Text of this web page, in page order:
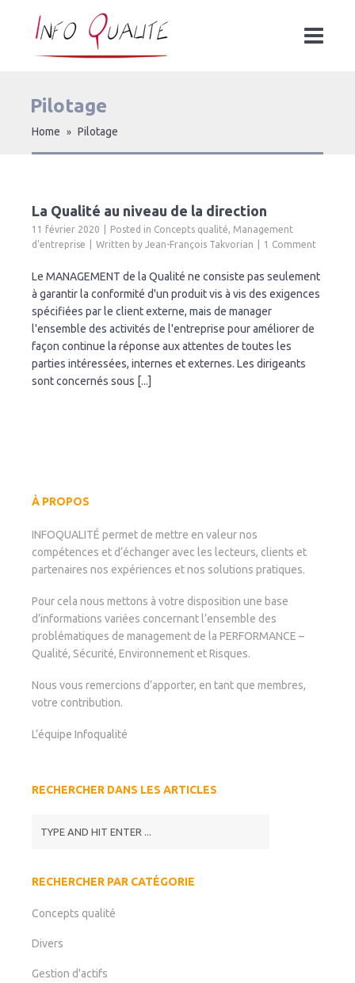
Pilotage
Home » Pilotage
La Qualité au niveau de la direction
11 février 2020 Posted in Concepts qualité, Management
d'entreprise
Written by Jean-François Takvorian 1 Comment
Le MANAGEMENT de la Qualité ne consiste pas seulement
à garantir la conformité d'un produit vis à vis des exigences
spécifiées par le client externe, mais de manager
l'ensemble des activités de l'entreprise pour améliorer de
façon continue la réponse aux attentes de toutes les
parties intéressées, internes et externes. Les dirigeants
sont concernés sous [...]
À PROPOS
INFOQUALITÉ permet de mettre en valeur nos
compétences et d’échanger avec les lecteurs, clients et
partenaires nos expériences et nos solutions pratiques.
Pour cela nous mettons à votre disposition une base
d’informations variées concernant l’ensemble des
problématiques de management de la PERFORMANCE –
Qualité, Sécurité, Environnement et Risques.
Nous vous remercions d’apporter, en tant que membres,
votre contribution.
L’équipe Infoqualité
RECHERCHER DANS LES ARTICLES
RECHERCHER PAR CATÉGORIE
Concepts qualité
Divers
Gestion d'actifs